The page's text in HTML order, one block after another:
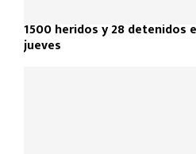
1500 heridos y 28 detenidos
jueves